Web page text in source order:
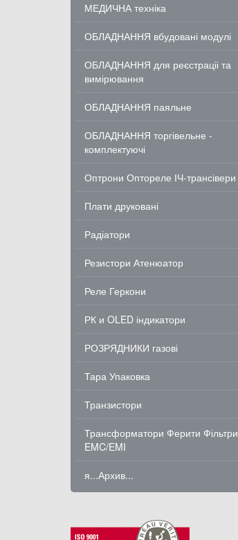
МЕДИЧНА техніка
ОБЛАДНАННЯ вбудовані модулі
ОБЛАДНАННЯ для реєстраціі та
вимірювання
ОБЛАДНАННЯ паяльне
ОБЛАДНАННЯ торгівельне -
комплектуючі
Оптрони Оптореле ІЧ-трансівери
Плати друковані
Радіатори
Резистори Атенюатор
Реле Геркони
РК и OLED індикатори
РОЗРЯДНИКИ газові
Тара Упаковка
Транзистори
Трансформатори Ферити Фільтри
EMC/EMI
я...Архив...